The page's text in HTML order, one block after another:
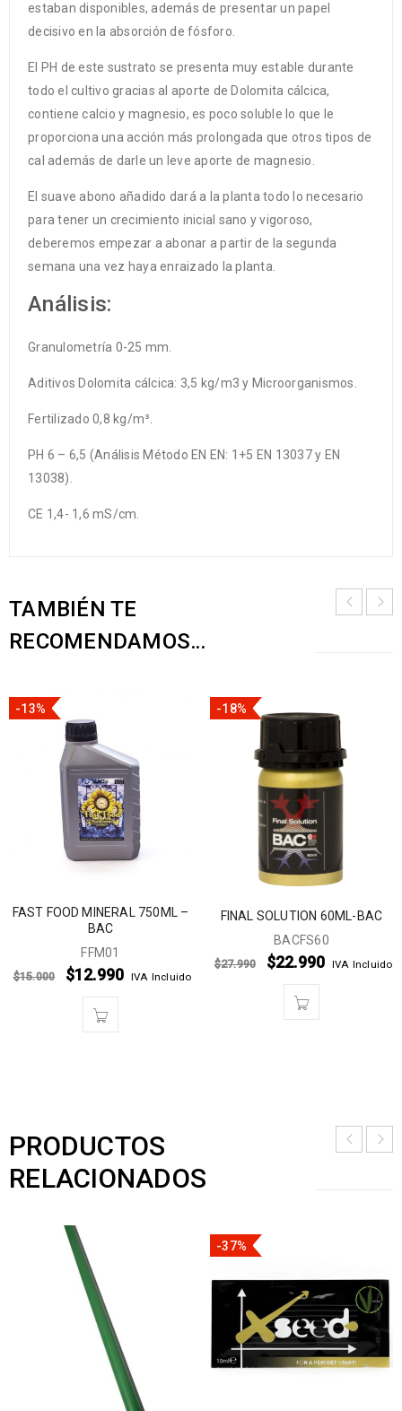
estaban disponibles, además de presentar un papel
decisivo en la absorción de fósforo.
El PH de este sustrato se presenta muy estable durante
todo el cultivo gracias al aporte de Dolomita cálcica,
contiene calcio y magnesio, es poco soluble lo que le
proporciona una acción más prolongada que otros tipos de
cal además de darle un leve aporte de magnesio.
El suave abono añadido dará a la planta todo lo necesario
para tener un crecimiento inicial sano y vigoroso,
deberemos empezar a abonar a partir de la segunda
semana una vez haya enraizado la planta.
Análisis:
Granulometría 0-25 mm.
Aditivos Dolomita cálcica: 3,5 kg/m3 y Microorganismos.
Fertilizado 0,8 kg/m³.
PH 6 – 6,5 (Análisis Método EN EN: 1+5 EN 13037 y EN
13038).
CE 1,4- 1,6 mS/cm.
TAMBIÉN TE
RECOMENDAMOS…
-13%
FAST FOOD MINERAL 750ML –
BAC
FFM01
$15.000 $12.990 IVA Incluido
-18%
FINAL SOLUTION 60ML-BAC
BACFS60
$27.990 $22.990 IVA Incluido
PRODUCTOS
RELACIONADOS
-37%